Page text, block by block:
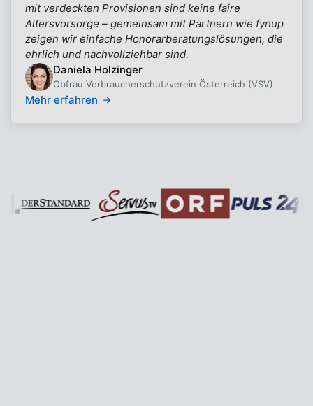
mit verdeckten Provisionen sind keine faire
Altersvorsorge – gemeinsam mit Partnern wie fynup
zeigen wir einfache Honorarberatungslösungen, die
ehrlich und nachvollziehbar sind.
Daniela Holzinger
Obfrau Verbraucherschutzverein Österreich (VSV)
Mehr erfahren